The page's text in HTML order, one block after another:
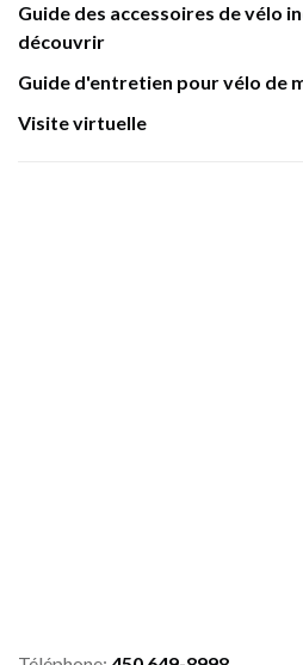
Guide des accessoires de vélo
découvrir
Guide d'entretien pour vélo de
Visite virtuelle